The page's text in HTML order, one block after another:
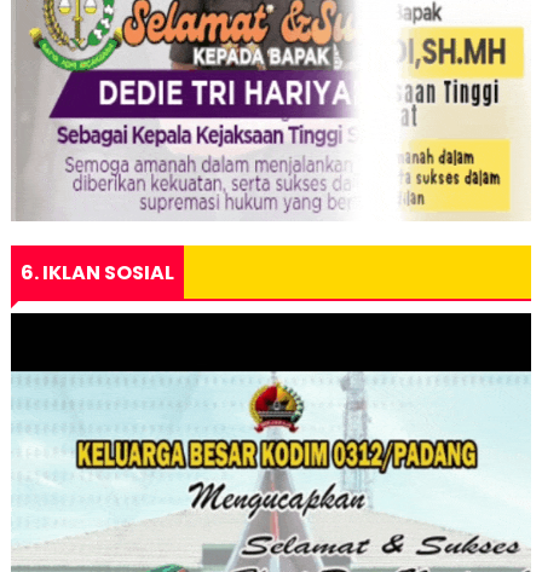
6. IKLAN SOSIAL